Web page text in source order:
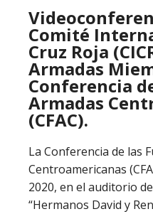
Comité
Cruz Roja
Armadas
Conferencia
Armadas
(CFAC).
La Conferencia de las
Centroamericanas
2020, en el auditorio
“Hermanos David y